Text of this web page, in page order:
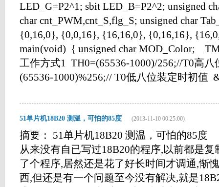
LED_G=P2^1; sbit LED_B=P2^2; unsigned
char cnt_PWM,cnt_S,flg_S; unsigned char
{0,16,0}, {0,0,16}, {16,16,0}, {0,16,16},
main(void) { unsigned char MOD_Color;
工作方式1 TH0=(65536-1000)/256;//T0高
(65536-1000)%256;// T0低八位装定时初值
51单片机18B20 测温，可怕的85度 (2013-11-10 00:25:00)
摘要： 51单片机18B20 测温，可怕的85度
从来没有自已写过18B20的程序,以前都是
了个程序,居然还是花了好长时间才调通,惭
西,但还是有一个问题至今没有解决,就是